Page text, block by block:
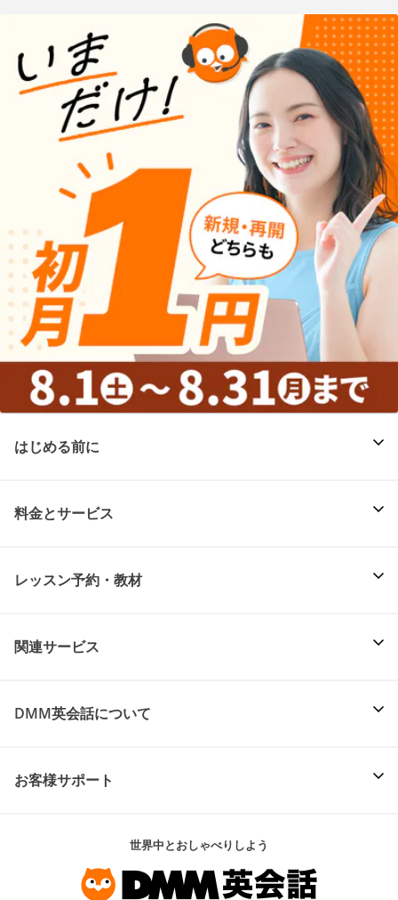
はじめる前に
料金とサービス
レッスン予約・教材
関連サービス
DMM英会話について
お客様サポート
世界中とおしゃべりしよう